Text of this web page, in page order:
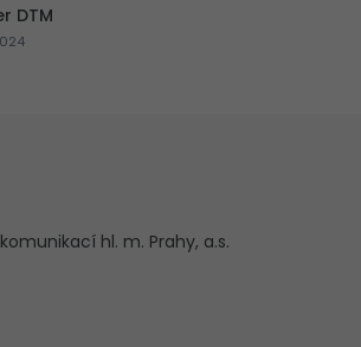
DTM
hl. m. Prahy, a.s.